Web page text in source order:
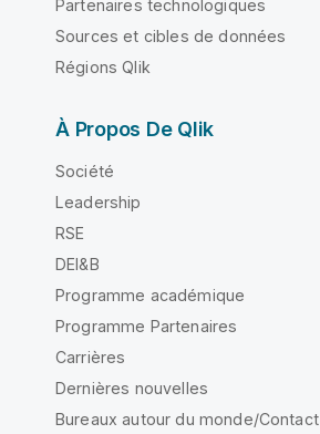
Partenaires technologiques
Sources et cibles de données
Régions Qlik
À Propos De Qlik
Société
Leadership
RSE
DEI&B
Programme académique
Programme Partenaires
Carrières
Dernières nouvelles
Bureaux autour du monde/Contact